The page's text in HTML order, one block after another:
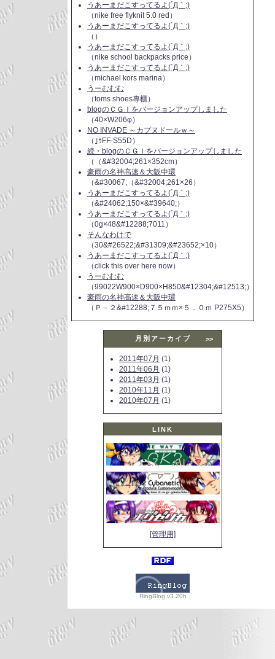
うあーまだこすってるよ(´Д｀;)
（nike free flyknit 5.0 red）
うあーまだこすってるよ(´Д｀;)
（）
うあーまだこすってるよ(´Д｀;)
（nike school backpacks price）
うあーまだこすってるよ(´Д｀;)
（michael kors marina）
うーむむむ
（toms shoes專櫃）
blogのＣＧＩをバージョンアップしました
（40×W206φ）
NO INVADE ～カプヌドールｗ～
（｣ｩFF-S55D）
続・blogのＣＧＩをバージョンアップしました
（（&#32004;261×352cm）
豪雨の名神高速＆大阪中環
（&#30067;（&#32004;261×26）
うあーまだこすってるよ(´Д｀;)
（&#24062;150×&#39640;）
うあーまだこすってるよ(´Д｀;)
（0g×48&#12288;7011）
そんなわけで
（30&#26522;&#31309;&#23652;×10）
うあーまだこすってるよ(´Д｀;)
（click this over here now）
うーむむむ
（99022W900×D900×H850&#12304;&#12513;）
豪雨の名神高速＆大阪中環
（Ｐ－２&#12288;７５ｍｍ×５．０ｍ P275X5）
月別アーカイブ >>
2011年07月 (1)
2011年06月 (1)
2011年03月 (1)
2010年11月 (1)
2010年07月 (1)
LINK
[管理用]
RingBlog v3.20h